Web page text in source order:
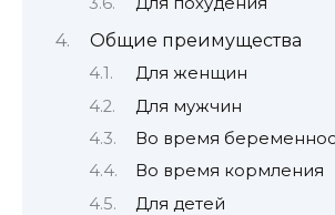
Общие преимущества
Для женщин
Для мужчин
Во время
Во время кормления
Для детей